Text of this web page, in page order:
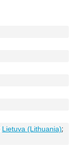
Lietuva (Lithuania);